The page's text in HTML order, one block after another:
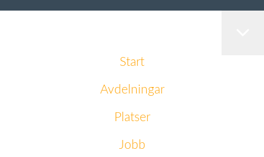
Start
Avdelningar
Platser
Jobb